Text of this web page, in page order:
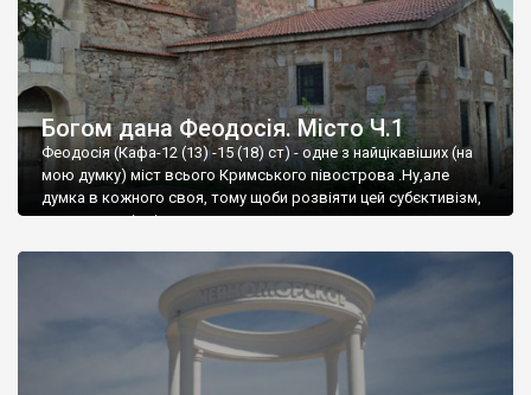
Богом дана Феодосія. Місто Ч.1
Феодосія (Кафа-12 (13) -15 (18) ст) - одне з найцікавіших (на
мою думку) міст всього Кримського півострова .Ну,але
думка в кожного своя, тому щоби розвіяти цей субєктивізм,
запрошую відвідати це